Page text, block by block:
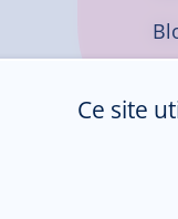
Ce site